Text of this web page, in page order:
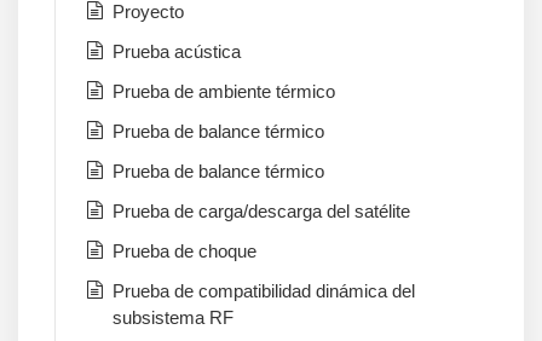
Proyecto
Prueba acústica
Prueba de ambiente térmico
Prueba de balance térmico
Prueba de balance térmico
Prueba de carga/descarga del satélite
Prueba de choque
Prueba de compatibilidad dinámica del
subsistema RF